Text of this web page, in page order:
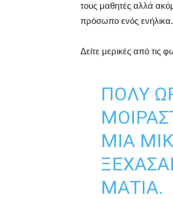
τους μαθητές αλλά
πρόσωπο ενός ενήλικα.
Δείτε μερικές από τις
ΠΟΛΎ
ΜΙΑ
ΜΆΤΙΑ.